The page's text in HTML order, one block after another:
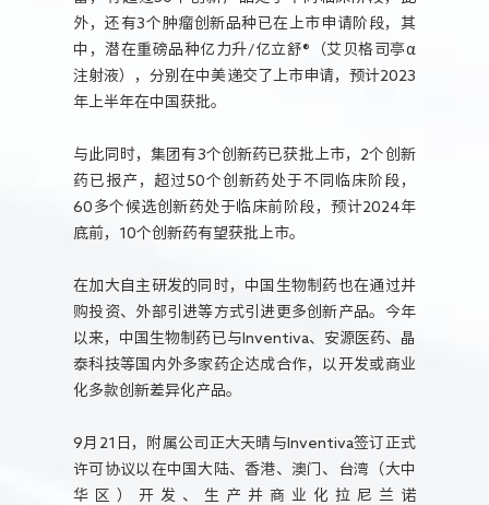
外，还有3个肿瘤创新品种已在上市申请阶段，其
中，潜在重磅品种亿力升/亿立舒®（艾贝格司亭α
注射液），分别在中美递交了上市申请，预计2023
年上半年在中国获批。
与此同时，集团有3个创新药已获批上市，2个创新
药已报产，超过50个创新药处于不同临床阶段，
60多个候选创新药处于临床前阶段，预计2024年
底前，10个创新药有望获批上市。
在加大自主研发的同时，中国生物制药也在通过并
购投资、外部引进等方式引进更多创新产品。今年
以来，中国生物制药已与Inventiva、安源医药、晶
泰科技等国内外多家药企达成合作，以开发或商业
化多款创新差异化产品。
9月21日，附属公司正大天晴与Inventiva签订正式
许可协议以在中国大陆、香港、澳门、台湾（大中
华区）开发、生产并商业化拉尼兰诺